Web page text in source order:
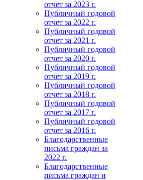
отчет за 2023 г.
Публичный годовой
отчет за 2022 г.
Публичный годовой
отчет за 2021 г.
Публичный годовой
отчет за 2020 г.
Публичный годовой
отчет за 2019 г.
Публичный годовой
отчет за 2018 г.
Публичный годовой
отчет за 2017 г.
Публичный годовой
отчет за 2016 г.
Благодарственные
письма граждан за
2022 г.
Благодарственные
письма граждан и